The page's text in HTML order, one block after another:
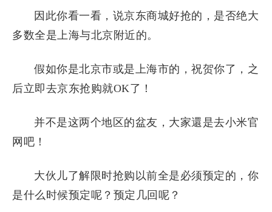
因此你看一看，说京东商城好抢的，是否绝大
多数全是上海与北京附近的。
假如你是北京市或是上海市的，祝贺你了，之
后立即去京东抢购就OK了！
并不是这两个地区的盆友，大家還是去小米官
网吧！
大伙儿了解限时抢购以前全是必须预定的，你
是什么时候预定呢？预定几回呢？